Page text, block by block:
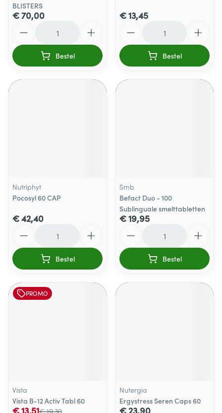
BLISTERS
€ 70,00
Bestel
€ 13,45
Bestel
Nutriphyt
Pocosyl 60 CAP
€ 42,40
Bestel
Smb
Befact Duo - 100
Sublinguale smelttabletten
€ 19,95
Bestel
PROMO
Vista
Vista B-12 Activ Tabl 60
€ 19,30
€ 13,51
Nutergia
Ergystress Seren Caps 60
€ 23,90